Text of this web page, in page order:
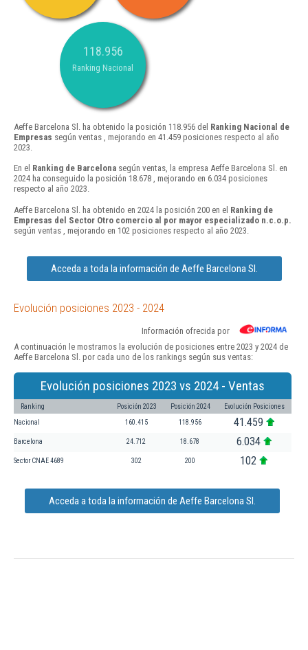
118.956
Ranking Nacional
Aeffe Barcelona Sl. ha obtenido la posición 118.956 del Ranking Nacional de
Empresas según ventas , mejorando en 41.459 posiciones respecto al año
2023.
En el Ranking de Barcelona según ventas, la empresa Aeffe Barcelona Sl. en
2024 ha conseguido la posición 18.678 , mejorando en 6.034 posiciones
respecto al año 2023.
Aeffe Barcelona Sl. ha obtenido en 2024 la posición 200 en el Ranking de
Empresas del Sector Otro comercio al por mayor especializado n.c.o.p.
según ventas , mejorando en 102 posiciones respecto al año 2023.
Acceda a toda la información de Aeffe Barcelona Sl.
Evolución posiciones 2023 - 2024
Información ofrecida por
A continuación le mostramos la evolución de posiciones entre 2023 y 2024 de
Aeffe Barcelona Sl. por cada uno de los rankings según sus ventas:
Evolución posiciones 2023 vs 2024 - Ventas
Ranking Posición 2023 Posición 2024 Evolución Posiciones
Nacional 160.415 118.956 41.459
Barcelona 24.712 18.678 6.034
Sector CNAE 4689 302 200 102
Acceda a toda la información de Aeffe Barcelona Sl.